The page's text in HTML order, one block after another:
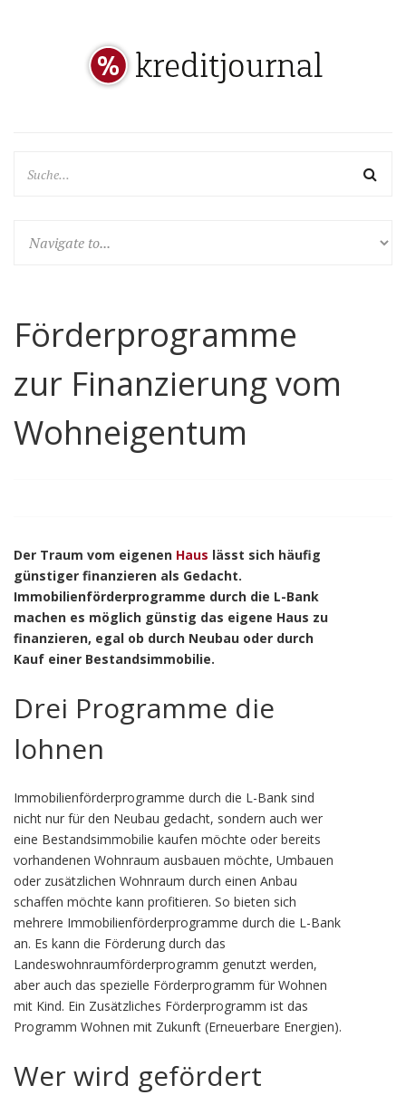
Förderprogramme
zur Finanzierung vom
Wohneigentum
Der Traum vom eigenen Haus lässt sich häufig
günstiger finanzieren als Gedacht.
Immobilienförderprogramme durch die L-Bank
machen es möglich günstig das eigene Haus zu
finanzieren, egal ob durch Neubau oder durch
Kauf einer Bestandsimmobilie.
Drei Programme die
lohnen
Immobilienförderprogramme durch die L-Bank sind
nicht nur für den Neubau gedacht, sondern auch wer
eine Bestandsimmobilie kaufen möchte oder bereits
vorhandenen Wohnraum ausbauen möchte, Umbauen
oder zusätzlichen Wohnraum durch einen Anbau
schaffen möchte kann profitieren. So bieten sich
mehrere Immobilienförderprogramme durch die L-Bank
an. Es kann die Förderung durch das
Landeswohnraumförderprogramm genutzt werden,
aber auch das spezielle Förderprogramm für Wohnen
mit Kind. Ein Zusätzliches Förderprogramm ist das
Programm Wohnen mit Zukunft (Erneuerbare Energien).
Wer wird gefördert